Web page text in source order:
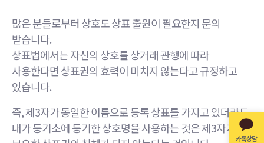
많은 분들로부터 상호도 상표 출원이 필요한지 문의
받습니다.
상표법에서는 자신의 상호를 상거래 관행에 따라
사용한다면 상표권의 효력이 미치지 않는다고 규정하고
있습니다.
즉, 제3자가 동일한 이름으로 등록 상표를 가지고 있더라도,
내가 등기소에 등기한 상호명을 사용하는 것은 제3자가
카톡상담